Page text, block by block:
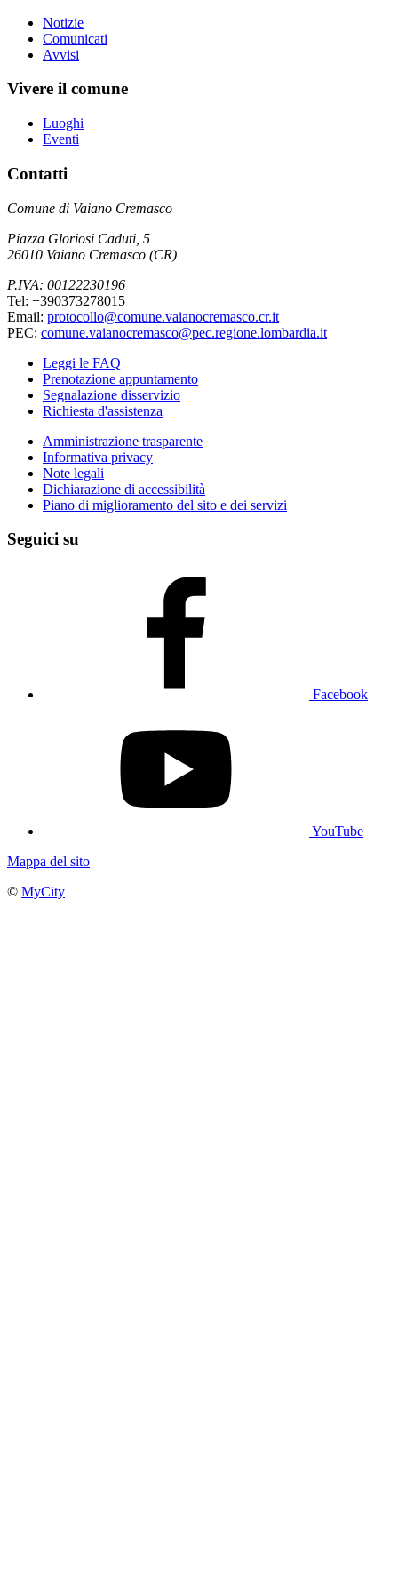
Notizie
Comunicati
Avvisi
Vivere il comune
Luoghi
Eventi
Contatti
Comune di Vaiano Cremasco
Piazza Gloriosi Caduti, 5
26010 Vaiano Cremasco (CR)
P.IVA: 00122230196
Tel: +390373278015
Email: protocollo@comune.vaianocremasco.cr.it
PEC: comune.vaianocremasco@pec.regione.lombardia.it
Leggi le FAQ
Prenotazione appuntamento
Segnalazione disservizio
Richiesta d'assistenza
Amministrazione trasparente
Informativa privacy
Note legali
Dichiarazione di accessibilità
Piano di miglioramento del sito e dei servizi
Seguici su
Facebook
YouTube
Mappa del sito
© MyCity